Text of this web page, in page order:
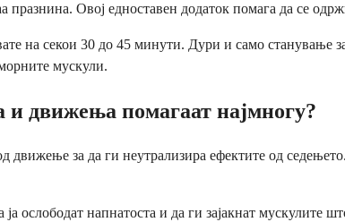
празнина. Овој едноставен додаток помага да се
на секои 30 до 45 минути. Дури и само
мускули.
и движења помагаат најмногу?
движење за да ги неутрализира ефектите од
ослободат напнатоста и да ги зајакнат мускулите